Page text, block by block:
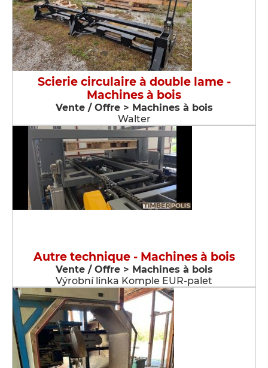
Scierie circulaire à double lame -
Machines à bois
Vente / Offre > Machines à bois
Walter
Autre technique - Machines à bois
Vente / Offre > Machines à bois
Výrobní linka Komple EUR-palet